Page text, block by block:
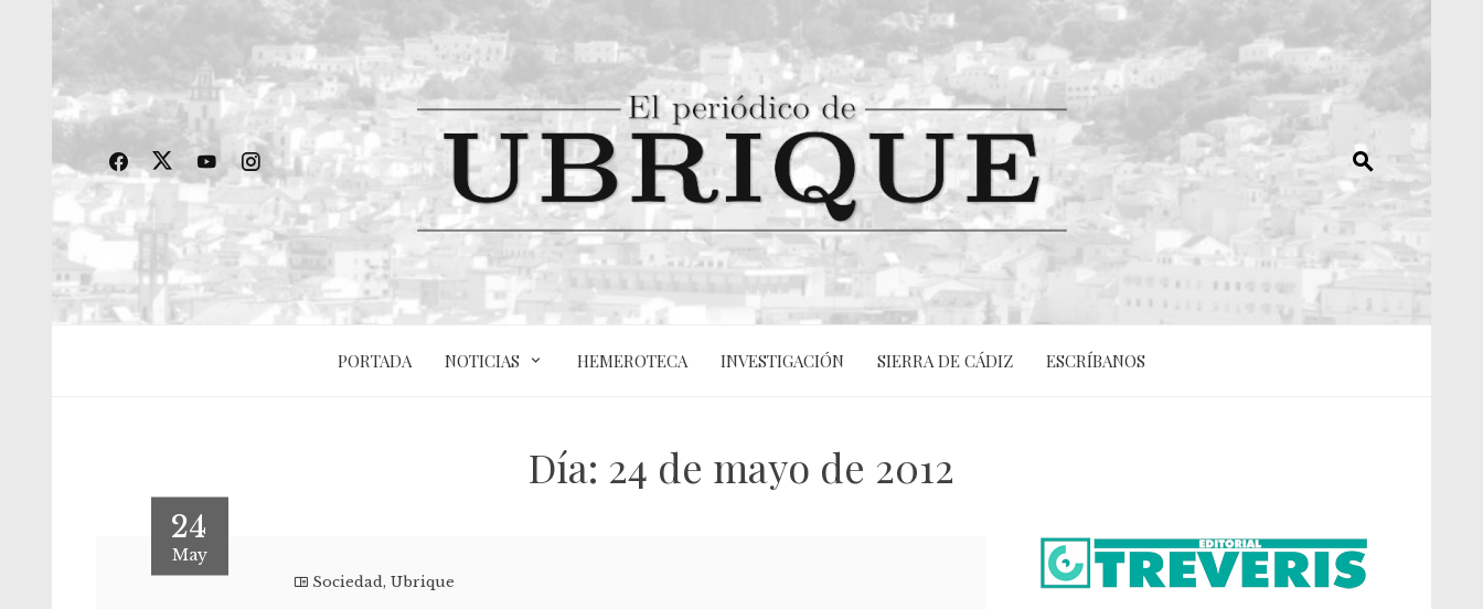
PORTADA NOTICIAS HEMEROTECA INVESTIGACIÓN SIERRA DE CÁDIZ ESCRÍBANOS
Día: 24 de mayo de 2012
24
May
Sociedad,Ubrique